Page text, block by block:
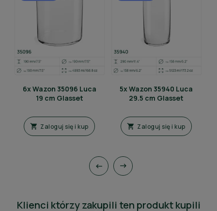
6x Wazon 35096 Luca
19 cm Glasset
 Zaloguj się i kup
5x Wazon 35940 Luca
29.5 cm Glasset
 Zaloguj się i kup
 
Klienci którzy zakupili ten produkt kupili